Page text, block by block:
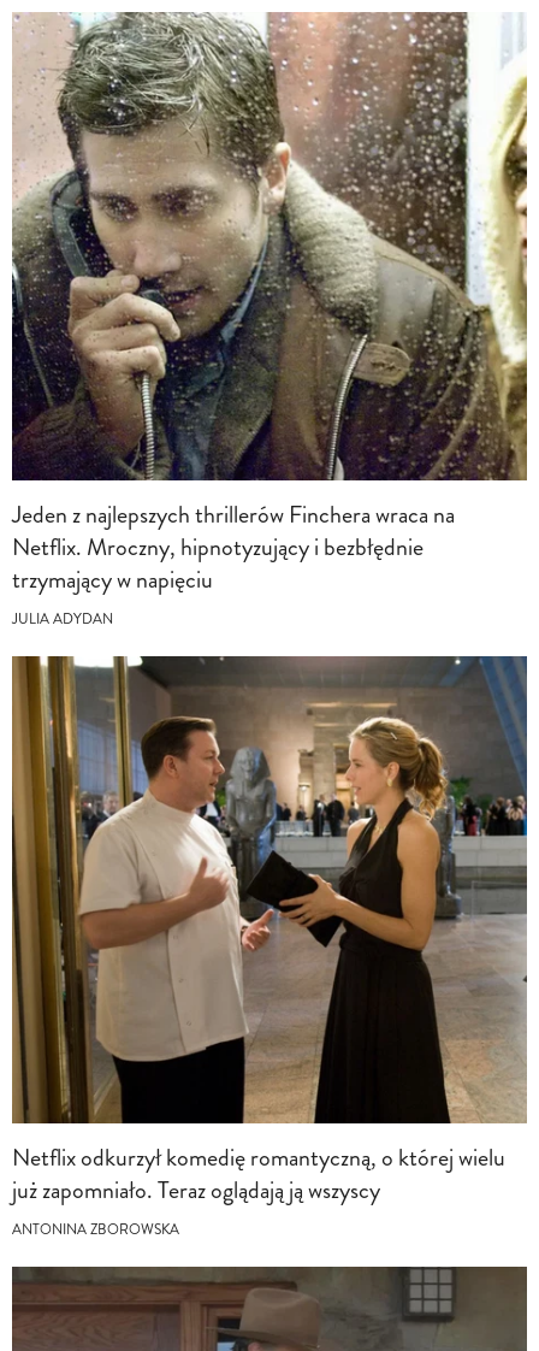
Jeden z najlepszych thrillerów Finchera wraca na
Netflix. Mroczny, hipnotyzujący i bezbłędnie
trzymający w napięciu
JULIA ADYDAN
Netflix odkurzył komedię romantyczną, o której wielu
już zapomniało. Teraz oglądają ją wszyscy
ANTONINA ZBOROWSKA